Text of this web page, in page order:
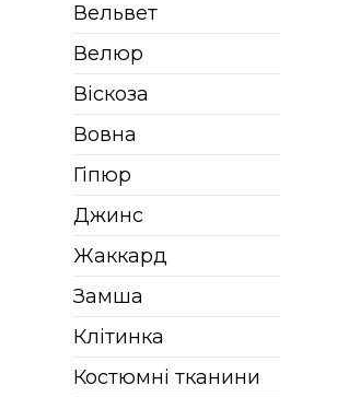
Вельвет
Велюр
Віскоза
Вовна
Гіпюр
Джинс
Жаккард
Замша
Клітинка
Костюмні тканини